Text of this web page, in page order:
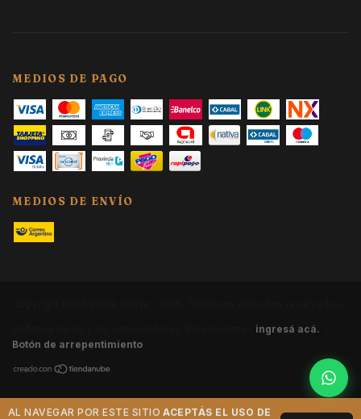
AL NAVEGAR POR ESTE SITIOACEPTÁS EL USO DE
MEDIOS DE PAGO
MEDIOS DE ENVÍO
ingresá acá.
Botón de arrepentimiento